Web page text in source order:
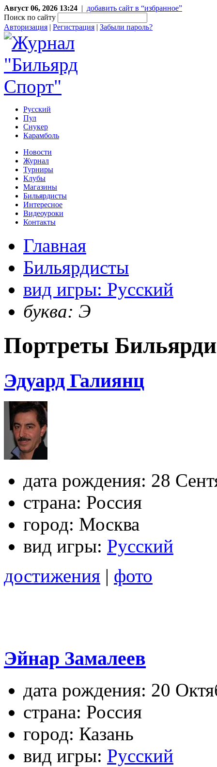
Август 06, 2026 13:24 | добавить сайт в “избранное”
Поиск по сайту
Авторизация | Регистрация | Забыли пароль?
Русский
Пул
Снукер
Карамболь
Новости
Журнал
Турниры
Клубы
Магазины
Бильярдисты
Интересное
Видеоуроки
Контакты
Главная
Бильярдисты
вид игры: Русский
буква: Э
Портреты
Эдуард Галиянц
дата рождения: 28
страна: Россия
город: Москва
вид игры: Русский
достижения | фото
Эйнар Замалеев
дата рождения: 20
страна: Россия
город: Казань
вид игры: Русский